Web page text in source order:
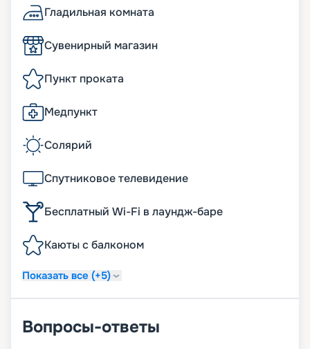
Гладильная комната
Сувенирный магазин
Пункт проката
Медпункт
Солярий
Спутниковое телевидение
Бесплатный Wi-Fi в лаундж-баре
Каюты с балконом
Показать все (+5)
Вопросы-ответы